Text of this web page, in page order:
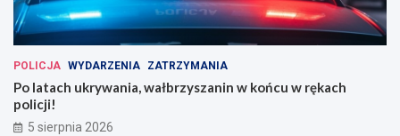
POLICJA WYDARZENIA ZATRZYMANIA
Po latach ukrywania, wałbrzyszanin w końcu w rękach
policji!
5 sierpnia 2026